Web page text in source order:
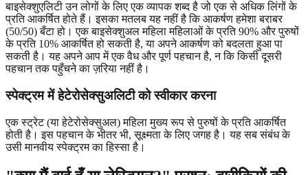
बाइसेक्शुएलिटी उन लोगों के लिए एक व्यापक शब्द है जो एक से अधिक लिंगों के
प्रति आकर्षित होते हैं। इसका मतलब यह नहीं है कि आकर्षण हमेशा बराबर
(50/50) बँटा हो। एक बाइसेक्शुअल महिला महिलाओं के प्रति 90% और पुरुषों
के प्रति 10% आकर्षित हो सकती है, या अपने आकर्षण को बदलता हुआ पा
सकती है। यह अपने आप में एक वैध और पूर्ण पहचान है, न कि किसी दूसरी
पहचान तक पहुँचने का ज़रिया नहीं है।
स्पेक्ट्रम में हेटेरोसेक्सुअलिटी को स्वीकार करना
एक स्ट्रेट (या हेटेरोसेक्सुअल) महिला मुख्य रूप से पुरुषों के प्रति आकर्षित
होती है। इस पहचान के भीतर भी, सूक्ष्मता के लिए जगह है। यह सब संबंध के
उसी मानवीय स्पेक्ट्रम का हिस्सा है।